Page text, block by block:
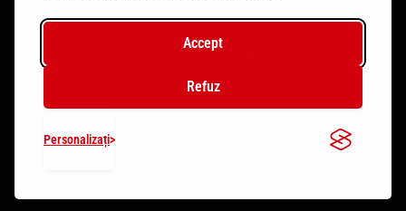
Accept
Refuz
Personalizați
© 2019 - IasiTV Life. Toate drepturile rezervate.